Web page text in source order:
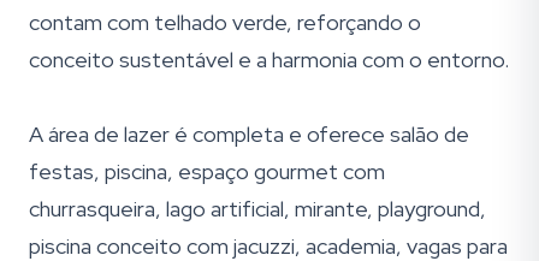
contam com telhado verde, reforçando o
conceito sustentável e a harmonia com o entorno.
A área de lazer é completa e oferece salão de
festas, piscina, espaço gourmet com
churrasqueira, lago artificial, mirante, playground,
piscina conceito com jacuzzi, academia, vagas para